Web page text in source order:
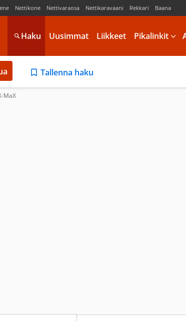
Nettikone Nettivaraosa Nettikaravaani Rekkari Baana
Haku Uusimmat Liikkeet Pikalinkit
Tallenna haku
MaX